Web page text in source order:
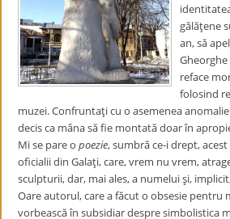
gălăţene
an, să
reface
folosind
muzei. Confruntaţi cu o asemenea
decis ca mâna să fie montată doar în
Mi se pare opoezie, sumbră ce-i drept,
oficialii din Galaţi, care, vrem nu vrem,
sculpturii, dar, mai ales, a numelui şi,
Oare autorul, care a făcut o obsesie pentru
vorbească în subsidiar despre simbolistica